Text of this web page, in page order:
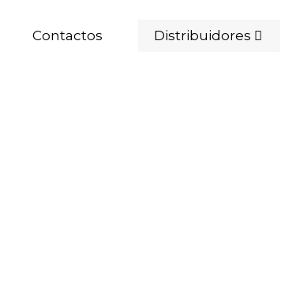
Contactos Distribuidores